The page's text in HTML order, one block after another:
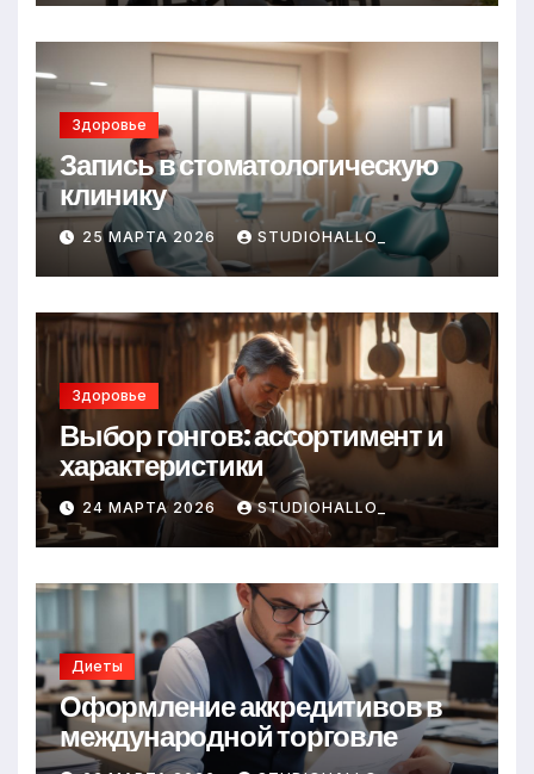
Здоровье
Запись в стоматологическую
клинику
25 МАРТА 2026 STUDIOHALLO_
Здоровье
Выбор гонгов: ассортимент и
характеристики
24 МАРТА 2026 STUDIOHALLO_
Диеты
Оформление аккредитивов в
международной торговле